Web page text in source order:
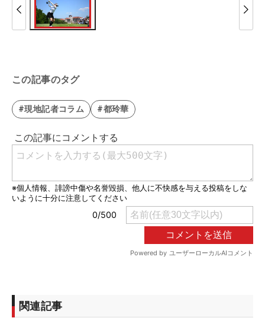
この記事のタグ
#現地記者コラム #都玲華
関連記事